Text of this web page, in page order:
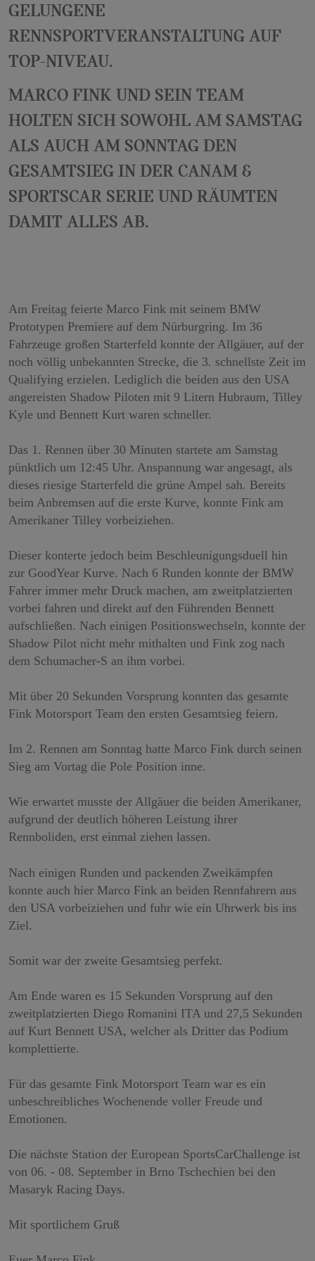
gelungene
Rennsportveranstaltung auf
Top-Niveau.
Marco Fink und sein Team
holten sich sowohl am Samstag
als auch am Sonntag den
Gesamtsieg in der CanAm &
Sportscar Serie und räumten
damit alles ab.
Am Freitag feierte Marco Fink mit seinem BMW
Prototypen Premiere auf dem Nürburgring. Im 36
Fahrzeuge großen Starterfeld konnte der Allgäuer, auf der
noch völlig unbekannten Strecke, die 3. schnellste Zeit im
Qualifying erzielen. Lediglich die beiden aus den USA
angereisten Shadow Piloten mit 9 Litern Hubraum, Tilley
Kyle und Bennett Kurt waren schneller.
Das 1. Rennen über 30 Minuten startete am Samstag
pünktlich um 12:45 Uhr. Anspannung war angesagt, als
dieses riesige Starterfeld die grüne Ampel sah. Bereits
beim Anbremsen auf die erste Kurve, konnte Fink am
Amerikaner Tilley vorbeiziehen.
Dieser konterte jedoch beim Beschleunigungsduell hin
zur GoodYear Kurve. Nach 6 Runden konnte der BMW
Fahrer immer mehr Druck machen, am zweitplatzierten
vorbei fahren und direkt auf den Führenden Bennett
aufschließen. Nach einigen Positionswechseln, konnte der
Shadow Pilot nicht mehr mithalten und Fink zog nach
dem Schumacher-S an ihm vorbei.
Mit über 20 Sekunden Vorsprung konnten das gesamte
Fink Motorsport Team den ersten Gesamtsieg feiern.
Im 2. Rennen am Sonntag hatte Marco Fink durch seinen
Sieg am Vortag die Pole Position inne.
Wie erwartet musste der Allgäuer die beiden Amerikaner,
aufgrund der deutlich höheren Leistung ihrer
Rennboliden, erst einmal ziehen lassen.
Nach einigen Runden und packenden Zweikämpfen
konnte auch hier Marco Fink an beiden Rennfahrern aus
den USA vorbeiziehen und fuhr wie ein Uhrwerk bis ins
Ziel.
Somit war der zweite Gesamtsieg perfekt.
Am Ende waren es 15 Sekunden Vorsprung auf den
zweitplatzierten Diego Romanini ITA und 27,5 Sekunden
auf Kurt Bennett USA, welcher als Dritter das Podium
komplettierte.
Für das gesamte Fink Motorsport Team war es ein
unbeschreibliches Wochenende voller Freude und
Emotionen.
Die nächste Station der European SportsCarChallenge ist
von 06. - 08. September in Brno Tschechien bei den
Masaryk Racing Days.
Mit sportlichem Gruß